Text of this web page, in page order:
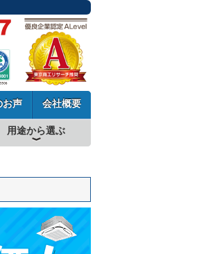
お声 会社概要
用途から選ぶ